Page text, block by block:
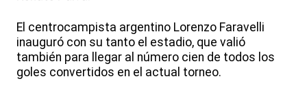
El centrocampista argentino Lorenzo Faravelli
inauguró con su tanto el estadio, que valió
también para llegar al número cien de todos los
goles convertidos en el actual torneo.